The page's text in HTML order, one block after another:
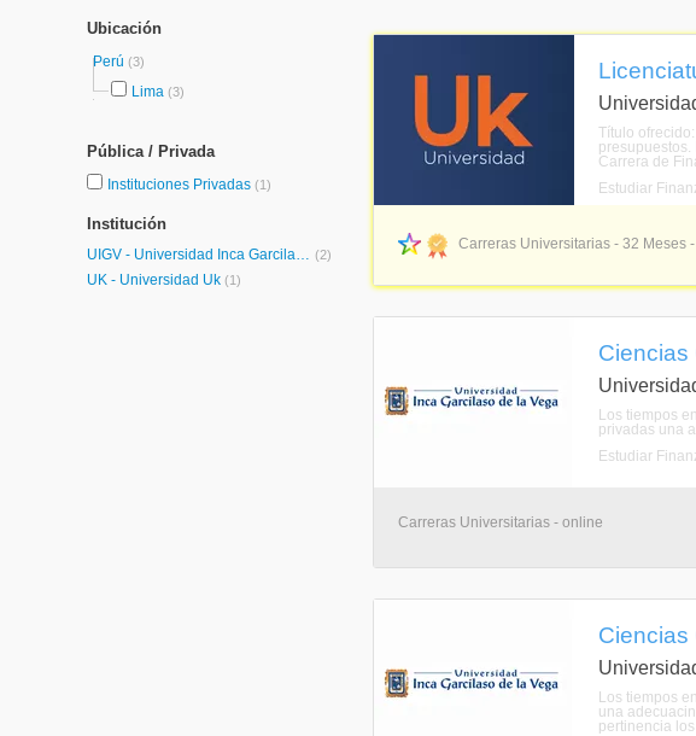
Ubicación
Perú (3)
Lima (3)
Pública / Privada
Instituciones Privadas (1)
Institución
UIGV - Universidad Inca Garcilaso de la Vega (2)
UK - Universidad Uk (1)
Título
Carrera de
Estudiar
Carreras Universitarias - 32 Meses
Ciencias
Los tiempos
privadas una
Estudiar
Carreras Universitarias - online
Ciencias
Los tiempos
una
pertinencia los